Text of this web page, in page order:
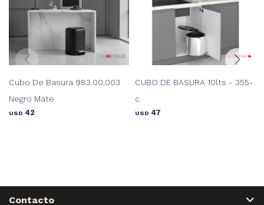
Cubo De Basura 983.00.003
Negro Mate
USD 42
CUBO DE BASURA 10lts - 355-
c
USD 47
Contacto